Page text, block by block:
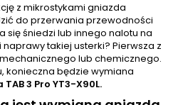
z mikrostykami gniazda
do przerwania przewodności
się śniedzi lub innego nalotu na
takiej usterki? Pierwsza z
lub chemicznego.
konieczna będzie wymiana
TAB 3 Pro YT3-X90L.